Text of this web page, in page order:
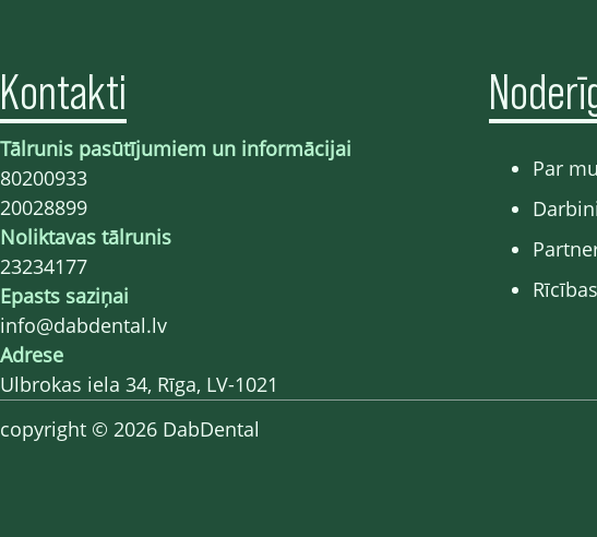
Kontakti
Tālrunis pasūtījumiem un informācijai
80200933
20028899
Noliktavas tālrunis
23234177
Epasts saziņai
info@dabdental.lv
Adrese
Ulbrokas iela 34, Rīga, LV-1021
Par
copyright © 2026 DabDental